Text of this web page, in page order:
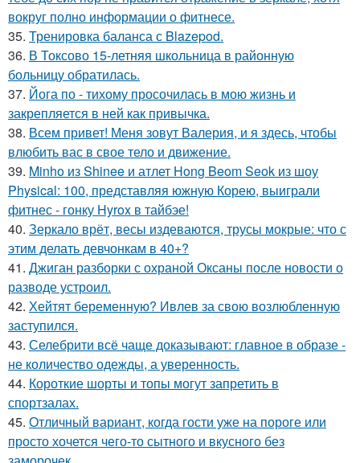
вокруг полно информации о фитнесе.
35. Тренировка баланса с Blazepod.
36. В Токсово 15-летняя школьница в районную
больницу обратилась.
37. Йога по - тихому просочилась в мою жизнь и
закрепляется в ней как привычка.
38. Всем привет! Меня зовут Валерия, и я здесь, чтобы
влюбить вас в свое тело и движение.
39. Minho из Shinee и атлет Hong Beom Seok из шоу
Physical: 100, представляя южную Корею, выиграли
фитнес - гонку Hyrox в тайбэе!
40. Зеркало врёт, весы издеваются, трусы мокрые: что с
этим делать девчонкам в 40+?
41. Джиган разборки с охраной Оксаны после новости о
разводе устроил.
42. Хейтят беременную? Ивлев за свою возлюбленную
заступился.
43. Селебрити всё чаще доказывают: главное в образе -
не количество одежды, а уверенность.
44. Короткие шорты и топы могут запретить в
спортзалах.
45. Отличный вариант, когда гости уже на пороге или
просто хочется чего-то сытного и вкусного без